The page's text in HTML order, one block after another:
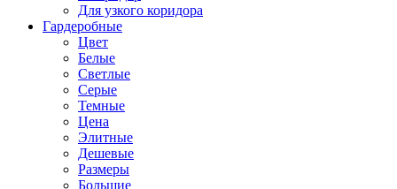
Для узкого коридора
Гардеробные
Цвет
Белые
Светлые
Серые
Темные
Цена
Элитные
Дешевые
Размеры
Большие